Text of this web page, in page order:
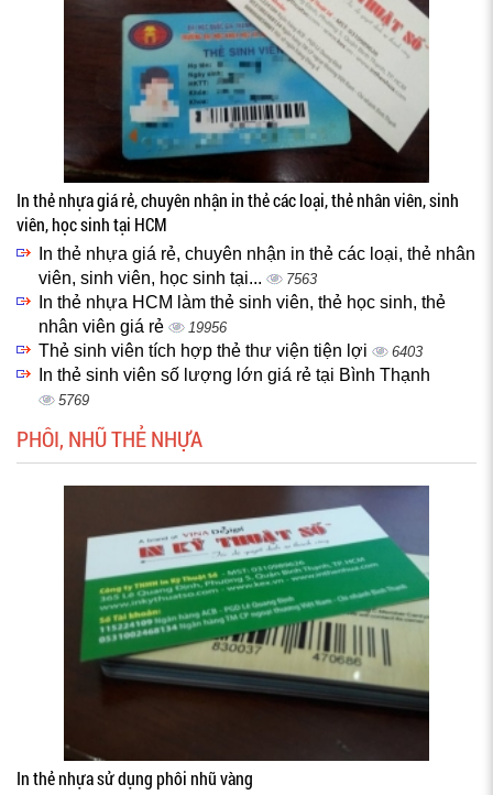
In thẻ nhựa giá rẻ, chuyên nhận in thẻ các loại, thẻ nhân viên, sinh
viên, học sinh tại HCM
In thẻ nhựa giá rẻ, chuyên nhận in thẻ các loại, thẻ nhân
viên, sinh viên, học sinh tại...
7563
In thẻ nhựa HCM làm thẻ sinh viên, thẻ học sinh, thẻ
nhân viên giá rẻ
19956
Thẻ sinh viên tích hợp thẻ thư viện tiện lợi 6403
In thẻ sinh viên số lượng lớn giá rẻ tại Bình Thạnh
5769
PHÔI, NHŨ THẺ NHỰA
In thẻ nhựa sử dụng phôi nhũ vàng